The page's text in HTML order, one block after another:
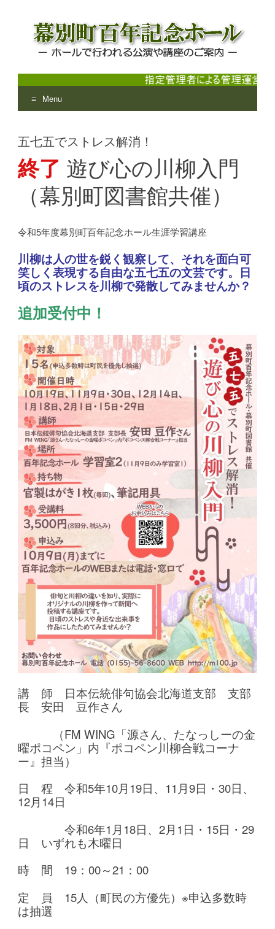
幕別町百年記念ホール
ホールで行われる公演や講座のご案内
Menu
to
content
五七五でストレス解消！
終了 遊び心の川柳入門
（幕別町図書館共催）
令和5年度幕別町百年記念ホール生涯学習講座
川柳は人の世を鋭く観察して、それを面白可
笑しく表現する自由な五七五の文芸です。日
頃のストレスを川柳で発散してみませんか？
追加受付中！
講 師 日本伝統俳句協会北海道支部 支部
長 安田 豆作さん
（FM WING「源さん、たなっしーの金
曜ポコペン」内『ポコペン川柳合戦コーナ
ー』担当）
日 程 令和5年10月19日、11月9日・30日、
12月14日
令和6年1月18日、2月1日・15日・29
日 いずれも木曜日
時 間 19：00～21：00
定 員 15人（町民の方優先）※申込多数時
は抽選